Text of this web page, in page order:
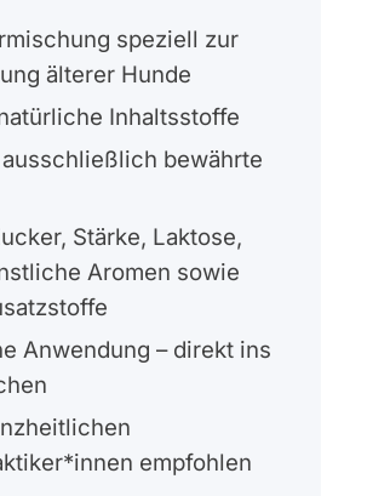
speziell zur
älterer Hunde
Inhaltsstoffe
bewährte
Stärke, Laktose,
Aromen sowie
Anwendung – direkt ins
empfohlen